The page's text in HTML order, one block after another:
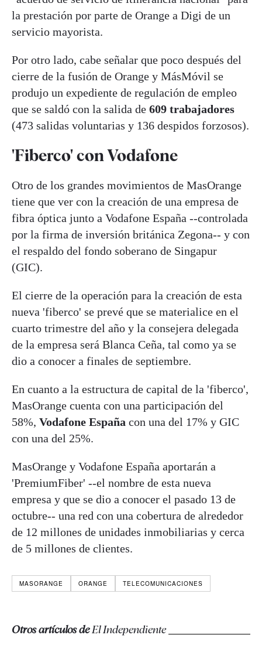
la prestación por parte de Orange a Digi de un
servicio mayorista.
Por otro lado, cabe señalar que poco después del
cierre de la fusión de Orange y MásMóvil se
produjo un expediente de regulación de empleo
que se saldó con la salida de 609 trabajadores
(473 salidas voluntarias y 136 despidos forzosos).
'Fiberco' con Vodafone
Otro de los grandes movimientos de MasOrange
tiene que ver con la creación de una empresa de
fibra óptica junto a Vodafone España --controlada
por la firma de inversión británica Zegona-- y con
el respaldo del fondo soberano de Singapur
(GIC).
El cierre de la operación para la creación de esta
nueva 'fiberco' se prevé que se materialice en el
cuarto trimestre del año y la consejera delegada
de la empresa será Blanca Ceña, tal como ya se
dio a conocer a finales de septiembre.
En cuanto a la estructura de capital de la 'fiberco',
MasOrange cuenta con una participación del
58%, Vodafone España con una del 17% y GIC
con una del 25%.
MasOrange y Vodafone España aportarán a
'PremiumFiber' --el nombre de esta nueva
empresa y que se dio a conocer el pasado 13 de
octubre-- una red con una cobertura de alrededor
de 12 millones de unidades inmobiliarias y cerca
de 5 millones de clientes.
MASORANGE ORANGE TELECOMUNICACIONES
Otros artículos deEl Independiente